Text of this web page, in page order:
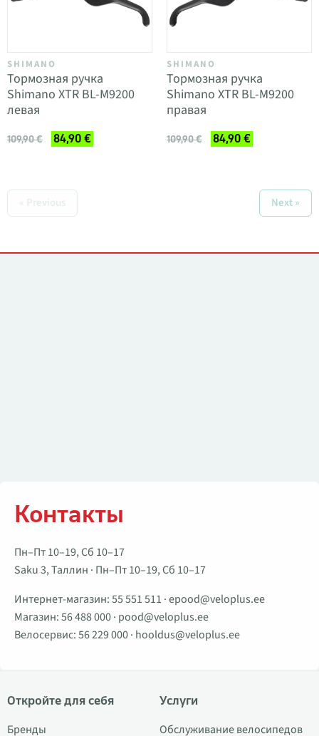
SHIMANO
Тормозная ручка
Shimano XTR BL-M9200
левая
109,90 € 84,90 €
SHIMANO
Тормозная ручка
Shimano XTR BL-M9200
правая
109,90 € 84,90 €
« Previous Next »
Контакты
Пн–Пт 10–19, Сб 10–17
Saku 3, Таллин · Пн–Пт 10–19, Сб 10–17
Интернет-магазин:55 551 511 ·epood@veloplus.ee
Магазин:56 488 000· pood@veloplus.ee
Велосервис:56 229 000· hooldus@veloplus.ee
Откройте для себя
Бренды
Услуги
Обслуживание велосипедов